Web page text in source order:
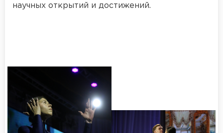
научных открытий и достижений.